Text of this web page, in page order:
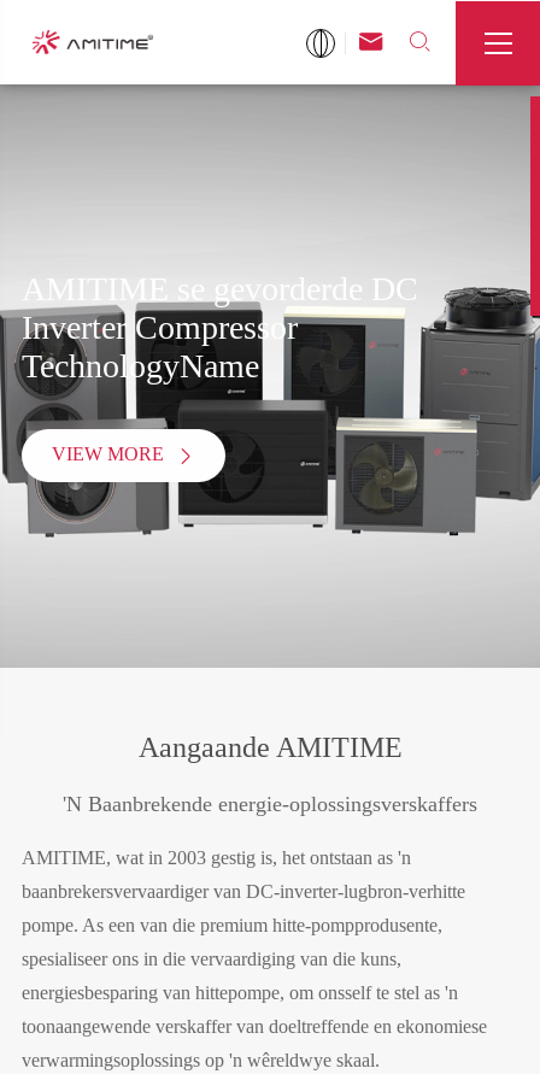
 

AMITIME se gevorderde DC
Inverter Compressor
TechnologyName
VIEW MORE 
Aangaande AMITIME
'N Baanbrekende energie-oplossingsverskaffers
AMITIME, wat in 2003 gestig is, het ontstaan as 'n
baanbrekersvervaardiger van DC-inverter-lugbron-verhitte
pompe. As een van die premium hitte-pompprodusente,
spesialiseer ons in die vervaardiging van die kuns,
energiesbesparing van hittepompe, om onsself te stel as 'n
toonaangewende verskaffer van doeltreffende en ekonomiese
verwarmingsoplossings op 'n wêreldwye skaal.